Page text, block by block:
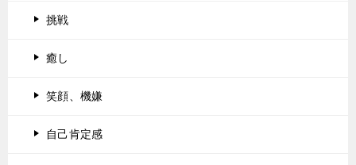
挑戦
癒し
笑顔、機嫌
自己肯定感